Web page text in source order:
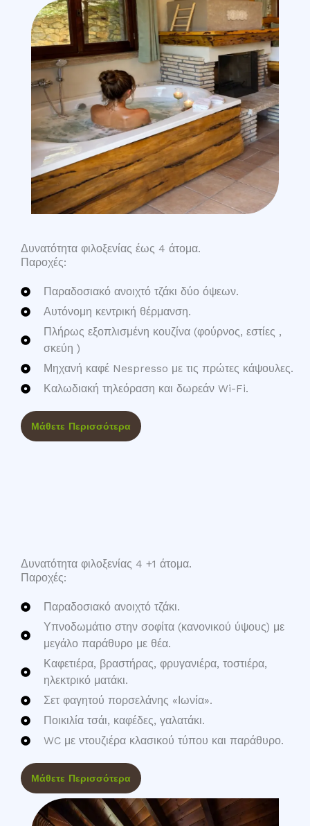
Δυνατότητα φιλοξενίας έως 4 άτομα.
Παροχές:
Παραδοσιακό ανοιχτό τζάκι δύο όψεων.
Αυτόνομη κεντρική θέρμανση.​
Πλήρως εξοπλισμένη κουζίνα (φούρνος, εστίες ,
σκεύη )​
Μηχανή καφέ Nespresso με τις πρώτες κάψουλες.​
Καλωδιακή τηλεόραση και δωρεάν Wi-Fi​.
Μάθετε Περισσότερα
Δυνατότητα φιλοξενίας 4 +1 άτομα.
Παροχές:
Παραδοσιακό ανοιχτό τζάκι.
Υπνοδωμάτιο στην σοφίτα (κανονικού ύψους) με
μεγάλο παράθυρο με θέα.
Καφετιέρα, βραστήρας, φρυγανιέρα, τοστιέρα,
ηλεκτρικό ματάκι.
Σετ φαγητού πορσελάνης «Ιωνία».
Ποικιλία τσάι, καφέδες, γαλατάκι.
WC με ντουζιέρα κλασικού τύπου και παράθυρο.
Μάθετε Περισσότερα